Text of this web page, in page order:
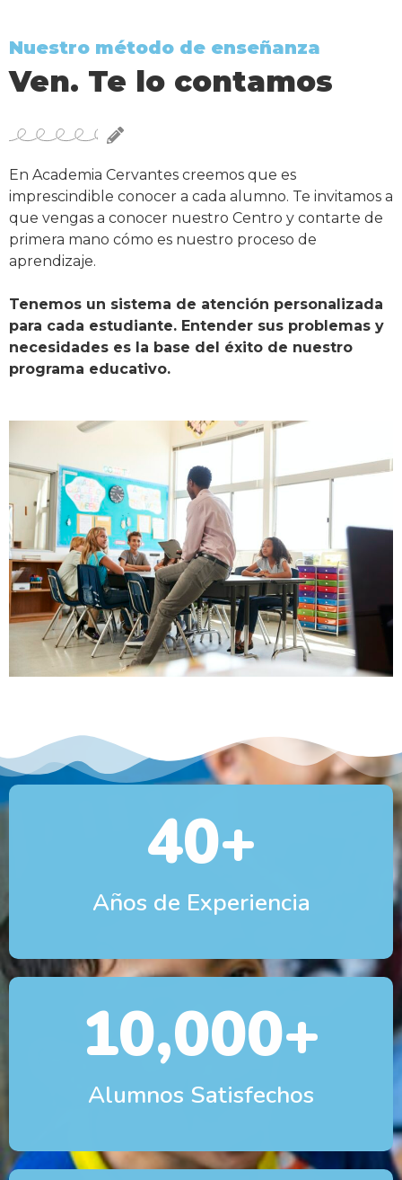
Nuestro método de enseñanza
Ven. Te lo contamos
En Academia Cervantes creemos que es
imprescindible conocer a cada alumno. Te invitamos a
que vengas a conocer nuestro Centro y contarte de
primera mano cómo es nuestro proceso de
aprendizaje.
Tenemos un sistema de atención personalizada
para cada estudiante. Entender sus problemas y
necesidades es la base del éxito de nuestro
programa educativo.
Años de Experiencia
40+
Alumnos Satisfechos
10,000+